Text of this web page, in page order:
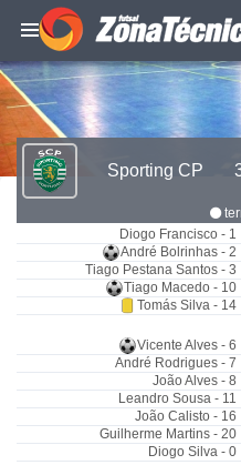
Sporting CP
Diogo Francisco - 1
André Bolrinhas - 2
Tiago Pestana Santos - 3
Tiago Macedo - 10
Tomás Silva - 14
Vicente Alves - 6
André Rodrigues - 7
João Alves - 8
Leandro Sousa - 11
João Calisto - 16
Guilherme Martins - 20
Diogo Silva - 0